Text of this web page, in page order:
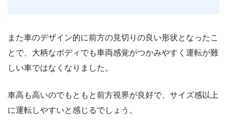
また車のデザイン的に前方の見切りの良い形状となったこ
とで、大柄なボディでも車両感覚がつかみやすく運転が難
しい車ではなくなりました。
車高も高いのでもともと前方視界が良好で、サイズ感以上
に運転しやすいと感じるでしょう。